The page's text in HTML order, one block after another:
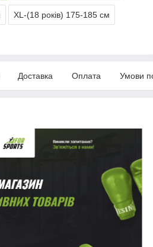
XL-(18 років) 175-185 см
Доставка Оплата Умови